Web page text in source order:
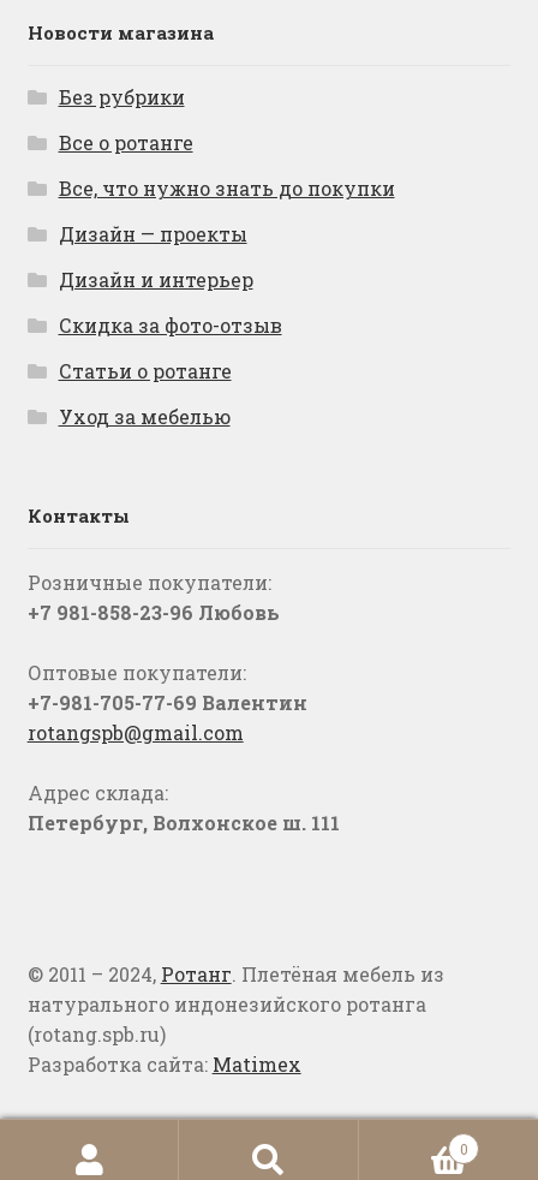
Новости магазина
Без рубрики
Все о ротанге
Все, что нужно знать до покупки
Дизайн — проекты
Дизайн и интерьер
Скидка за фото-отзыв
Статьи о ротанге
Уход за мебелью
Контакты
Розничные покупатели:
+7 981-858-23-96 Любовь
Оптовые покупатели:
+7-981-705-77-69 Валентин
rotangspb@gmail.com
Адрес склада:
Петербург, Волхонское ш. 111
© 2011 – 2024, Ротанг. Плетёная мебель из
натурального индонезийского ротанга
(rotang.spb.ru)
Разработка сайта: Matimex
Искать:
0